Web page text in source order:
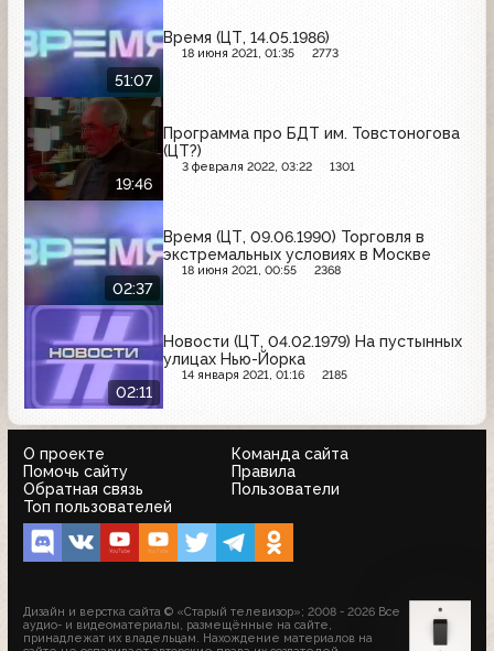
51:07
Время (ЦТ, 14.05.1986)
18 июня 2021, 01:35 2773
19:46
Программа про БДТ им. Товстоногова
(ЦТ?)
3 февраля 2022, 03:22 1301
02:37
Время (ЦТ, 09.06.1990) Торговля в
экстремальных условиях в Москве
18 июня 2021, 00:55 2368
02:11
Новости (ЦТ, 04.02.1979) На пустынных
улицах Нью-Йорка
14 января 2021, 01:16 2185
О проекте
Команда сайта
Помочь сайту
Правила
Обратная связь
Пользователи
Топ пользователей
Дизайн и верстка сайта © «Старый телевизор»; 2008 - 2026 Все
аудио- и видеоматериалы, размещённые на сайте,
принадлежат их владельцам. Нахождение материалов на